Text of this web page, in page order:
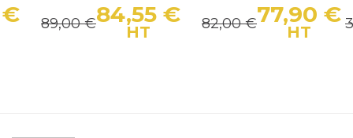
Prix
€
Prix de base Prix
84,55 €
HT Prix de base
89,00 € 77,90 €
HT
82,00 €